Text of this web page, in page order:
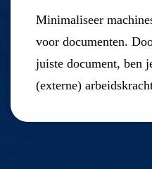
Minimaliseer
voor documenten.
juiste document, ben
(externe)